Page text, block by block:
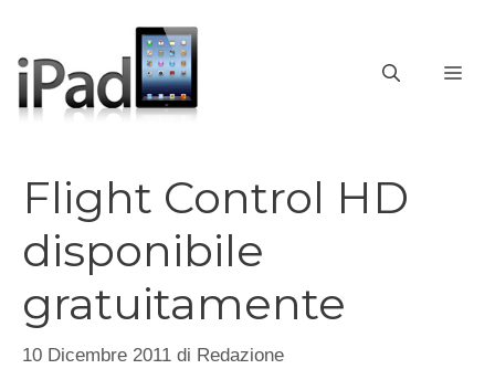
contenuto
Flight Control HD
disponibile
gratuitamente
10 Dicembre 2011 di Redazione